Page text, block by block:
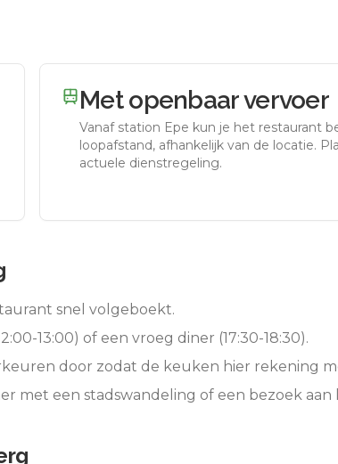
Met openbaar vervoer
Vanaf station Epe kun je het restaurant
loopafstand, afhankelijk van de locatie.
actuele dienstregeling.
snel volgeboekt.
13:00) of een vroeg diner (17:30-18:30).
door zodat de keuken hier rekening
met een stadswandeling of een bezoek